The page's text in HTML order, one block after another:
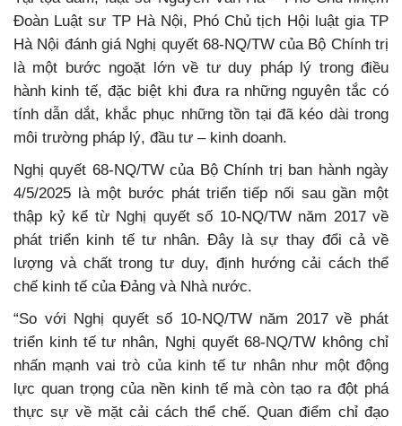
Đoàn Luật sư TP Hà Nội, Phó Chủ tịch Hội luật gia TP
Hà Nội đánh giá Nghị quyết 68-NQ/TW của Bộ Chính trị
là một bước ngoặt lớn về tư duy pháp lý trong điều
hành kinh tế, đặc biệt khi đưa ra những nguyên tắc có
tính dẫn dắt, khắc phục những tồn tại đã kéo dài trong
môi trường pháp lý, đầu tư – kinh doanh.
Nghị quyết 68-NQ/TW của Bộ Chính trị ban hành ngày
4/5/2025 là một bước phát triển tiếp nối sau gần một
thập kỷ kể từ Nghị quyết số 10-NQ/TW năm 2017 về
phát triển kinh tế tư nhân. Đây là sự thay đổi cả về
lượng và chất trong tư duy, định hướng cải cách thể
chế kinh tế của Đảng và Nhà nước.
“So với Nghị quyết số 10-NQ/TW năm 2017 về phát
triển kinh tế tư nhân, Nghị quyết 68-NQ/TW không chỉ
nhấn mạnh vai trò của kinh tế tư nhân như một động
lực quan trọng của nền kinh tế mà còn tạo ra đột phá
thực sự về mặt cải cách thể chế. Quan điểm chỉ đạo